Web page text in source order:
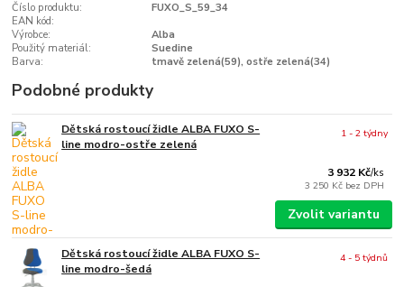
Číslo produktu:
FUXO_S_59_34
EAN kód:
Výrobce:
Alba
Použitý materiál:
Suedine
Barva:
tmavě zelená(59), ostře zelená(34)
Podobné produkty
Dětská rostoucí židle ALBA FUXO S-
line modro-ostře zelená
3 932 Kč/ks
3 250 Kč bez DPH
1 - 2 týdny
Zvolit variantu
Dětská rostoucí židle ALBA FUXO S-
line modro-šedá
4 - 5 týdnů